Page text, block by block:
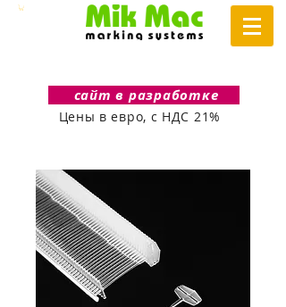
сайт в разработке
Цены в евро, с НДС 21%